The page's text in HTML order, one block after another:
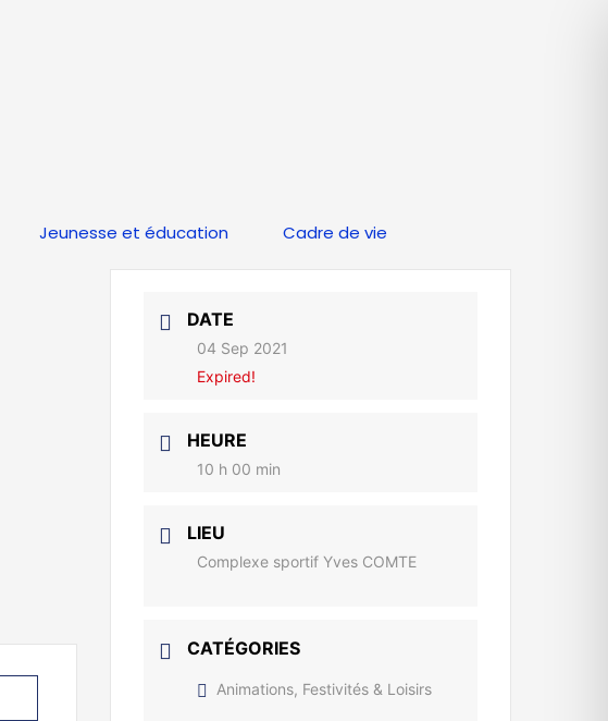
Jeunesse et éducation Cadre de vie
DATE
04 Sep 2021
Expired!
HEURE
10 h 00 min
LIEU
Complexe sportif Yves COMTE
CATÉGORIES
Animations, Festivités & Loisirs